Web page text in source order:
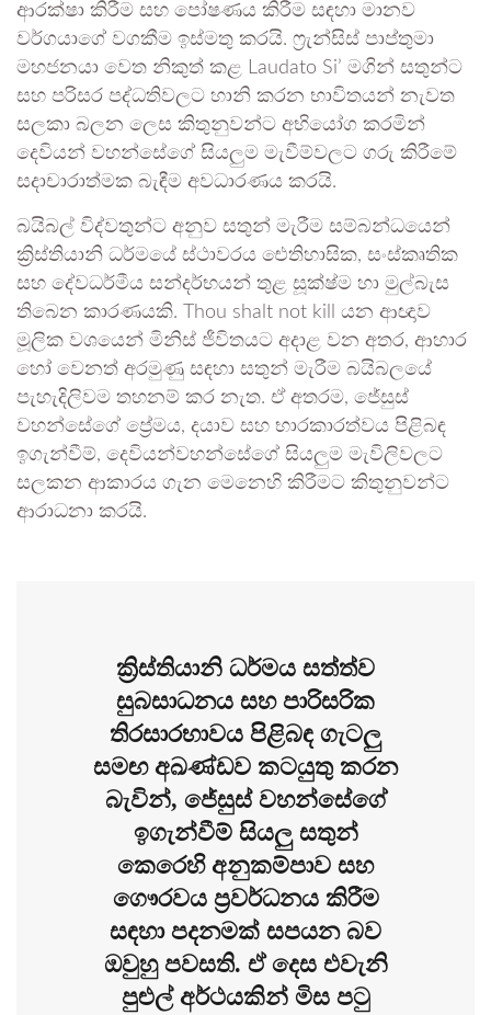
ආරක්ෂා කිරීම සහ පෝෂණය කිරීම සඳහා මානව
වර්ගයාගේ වගකීම ඉස්මතු කරයි. ෆ්‍රැන්සිස් පාප්තුමා
මහජනයා වෙත නිකුත් කළ Laudato Si’ මගින් සතුන්ට
සහ පරිසර පද්ධතිවලට හානි කරන භාවිතයන් නැවත
සලකා බලන ලෙස කිතුනුවන්ට අභියෝග කරමින්
දෙවියන් වහන්සේගේ සියලු‍ම මැවීම්වලට ගරු කිරීමේ
සදාචාරාත්මක බැඳීම අවධාරණය කරයි.
බයිබල් විද්වතුන්ට අනුව සතුන් මැරීම සම්බන්ධයෙන්
ක්‍රිස්තියානි ධර්මයේ ස්ථාවරය ඓතිහාසික, සංස්කෘතික
සහ දේවධර්මීය සන්දර්භයන් තුළ සූක්ෂ්ම හා මුල්බැස
තිබෙන කාරණයකි. Thou shalt not kill යන ආඥාව
මූලික වශයෙන් මිනිස් ජීවිතයට අදාළ වන අතර, ආහාර
හෝ වෙනත් අරමුණු සඳහා සතුන් මැරීම බයිබලයේ
පැහැදිලිවම තහනම් කර නැත. ඒ අතරම, ජේසුස්
වහන්සේගේ ප්‍රේමය, දයාව සහ භාරකාරත්වය පිළිබඳ
ඉගැන්වීම්, දෙවියන්වහන්සේගේ සියලු‍ම මැවිලිවලට
සලකන ආකාරය ගැන මෙනෙහි කිරීමට කිතුනුවන්ට
ආරාධනා කරයි.
ක්‍රිස්තියානි ධර්මය සත්ත්ව
සුබසාධනය සහ පාරිසරික
තිරසාරභාවය පිළිබඳ ගැටලු
සමඟ අඛණ්ඩව කටයුතු කරන
බැවින්, ජේසුස් වහන්සේගේ
ඉගැන්වීම් සියලු‍ සතුන්
කෙරෙහි අනුකම්පාව සහ
ගෞරවය ප්‍රවර්ධනය කිරීම
සඳහා පදනමක් සපයන බව
ඔවුහු පවසති. ඒ දෙස එවැනි
පුළුල් අර්ථයකින් මිස පටු